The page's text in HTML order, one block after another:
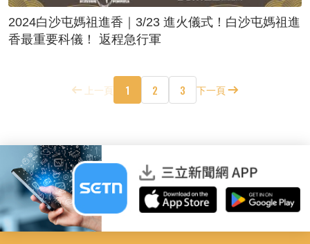
2024白沙屯媽祖進香｜3/23 進火儀式！白沙屯媽祖進
香最重要科儀！ 返程急行軍
上一頁 1 2 3 下一頁